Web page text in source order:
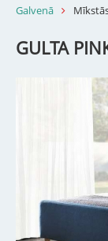
Galvenā
GULTA